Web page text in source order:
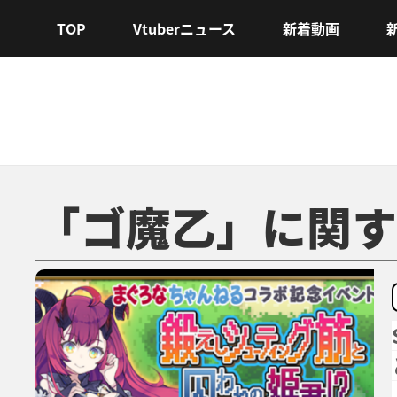
TOP Vtuberニュース 新着動画
「ゴ魔乙」に関